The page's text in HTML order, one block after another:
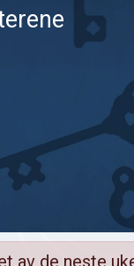
av de neste